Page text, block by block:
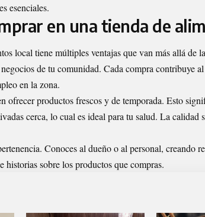
esenciales.
en una tienda de
local tiene múltiples ventajas que van más allá de
de tu comunidad. Cada compra contribuye
en la zona.
ofrecer productos frescos y de temporada. Esto
cerca, lo cual es ideal para tu salud. La calidad
Conoces al dueño o al personal, creando
historias sobre los productos que compras.